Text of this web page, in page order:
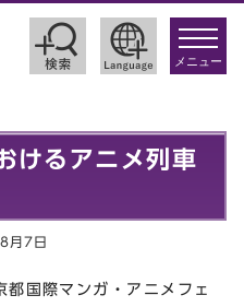
toggle
メニュー
けるアニメ列車
月7日
国際マンガ・アニメフェ